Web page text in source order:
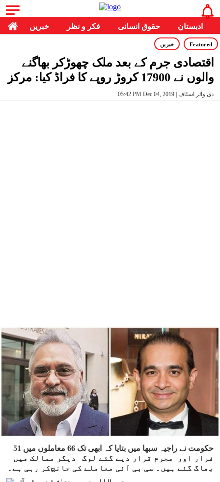
خبریں فکر و نظر حقوق انسانی ادبستان
Featured خبریں
اقتصادی جرم کے بعد ملک چھوڑ‌کر بھاگنے
والوں نے 17900 کروڑ روپے کا فراڈ کیا: مرکز
05:42 PM Dec 04, 2019 | دی وائر اسٹاف
حکومت نے راجیہ سبھا میں بتایا کہ ابھی تک 66 معاملوں میں 51
فرار اور مجرم قرار دیے گئے لوگ دیگر ممالک میں
بھاگ گئے ہیں۔ سی بی آئی معاملے کی جانچ‌کر رہی ہے۔